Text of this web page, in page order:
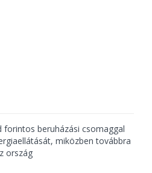
forintos beruházási csomaggal
miközben továbbra
ország